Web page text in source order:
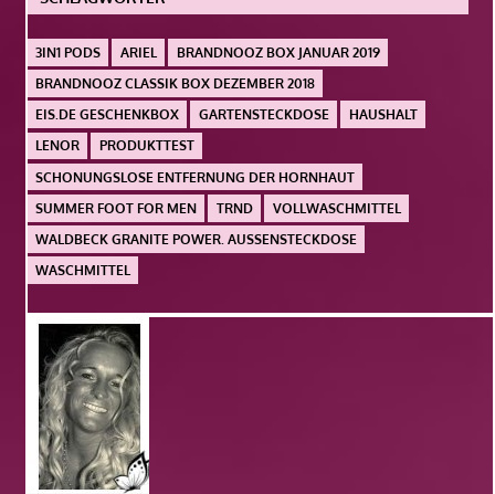
3IN1 PODS ARIEL
BRANDNOOZ BOX JANUAR 2019
BRANDNOOZ CLASSIK BOX DEZEMBER 2018
EIS.DE GESCHENKBOX
GARTENSTECKDOSE
HAUSHALT
LENOR
PRODUKTTEST
SCHONUNGSLOSE ENTFERNUNG DER HORNHAUT
SUMMER FOOT FOR MEN
TRND
VOLLWASCHMITTEL
WALDBECK GRANITE POWER. AUSSENSTECKDOSE
WASCHMITTEL